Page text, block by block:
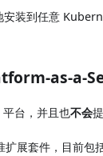
装到任意
as-a-
平台，并且也不会
展套件，目前包